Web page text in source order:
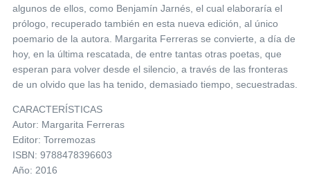
algunos de ellos, como Benjamín Jarnés, el cual elaboraría el
prólogo, recuperado también en esta nueva edición, al único
poemario de la autora. Margarita Ferreras se convierte, a día de
hoy, en la última rescatada, de entre tantas otras poetas, que
esperan para volver desde el silencio, a través de las fronteras
de un olvido que las ha tenido, demasiado tiempo, secuestradas.
CARACTERÍSTICAS
Autor: Margarita Ferreras
Editor: Torremozas
ISBN: 9788478396603
Año: 2016